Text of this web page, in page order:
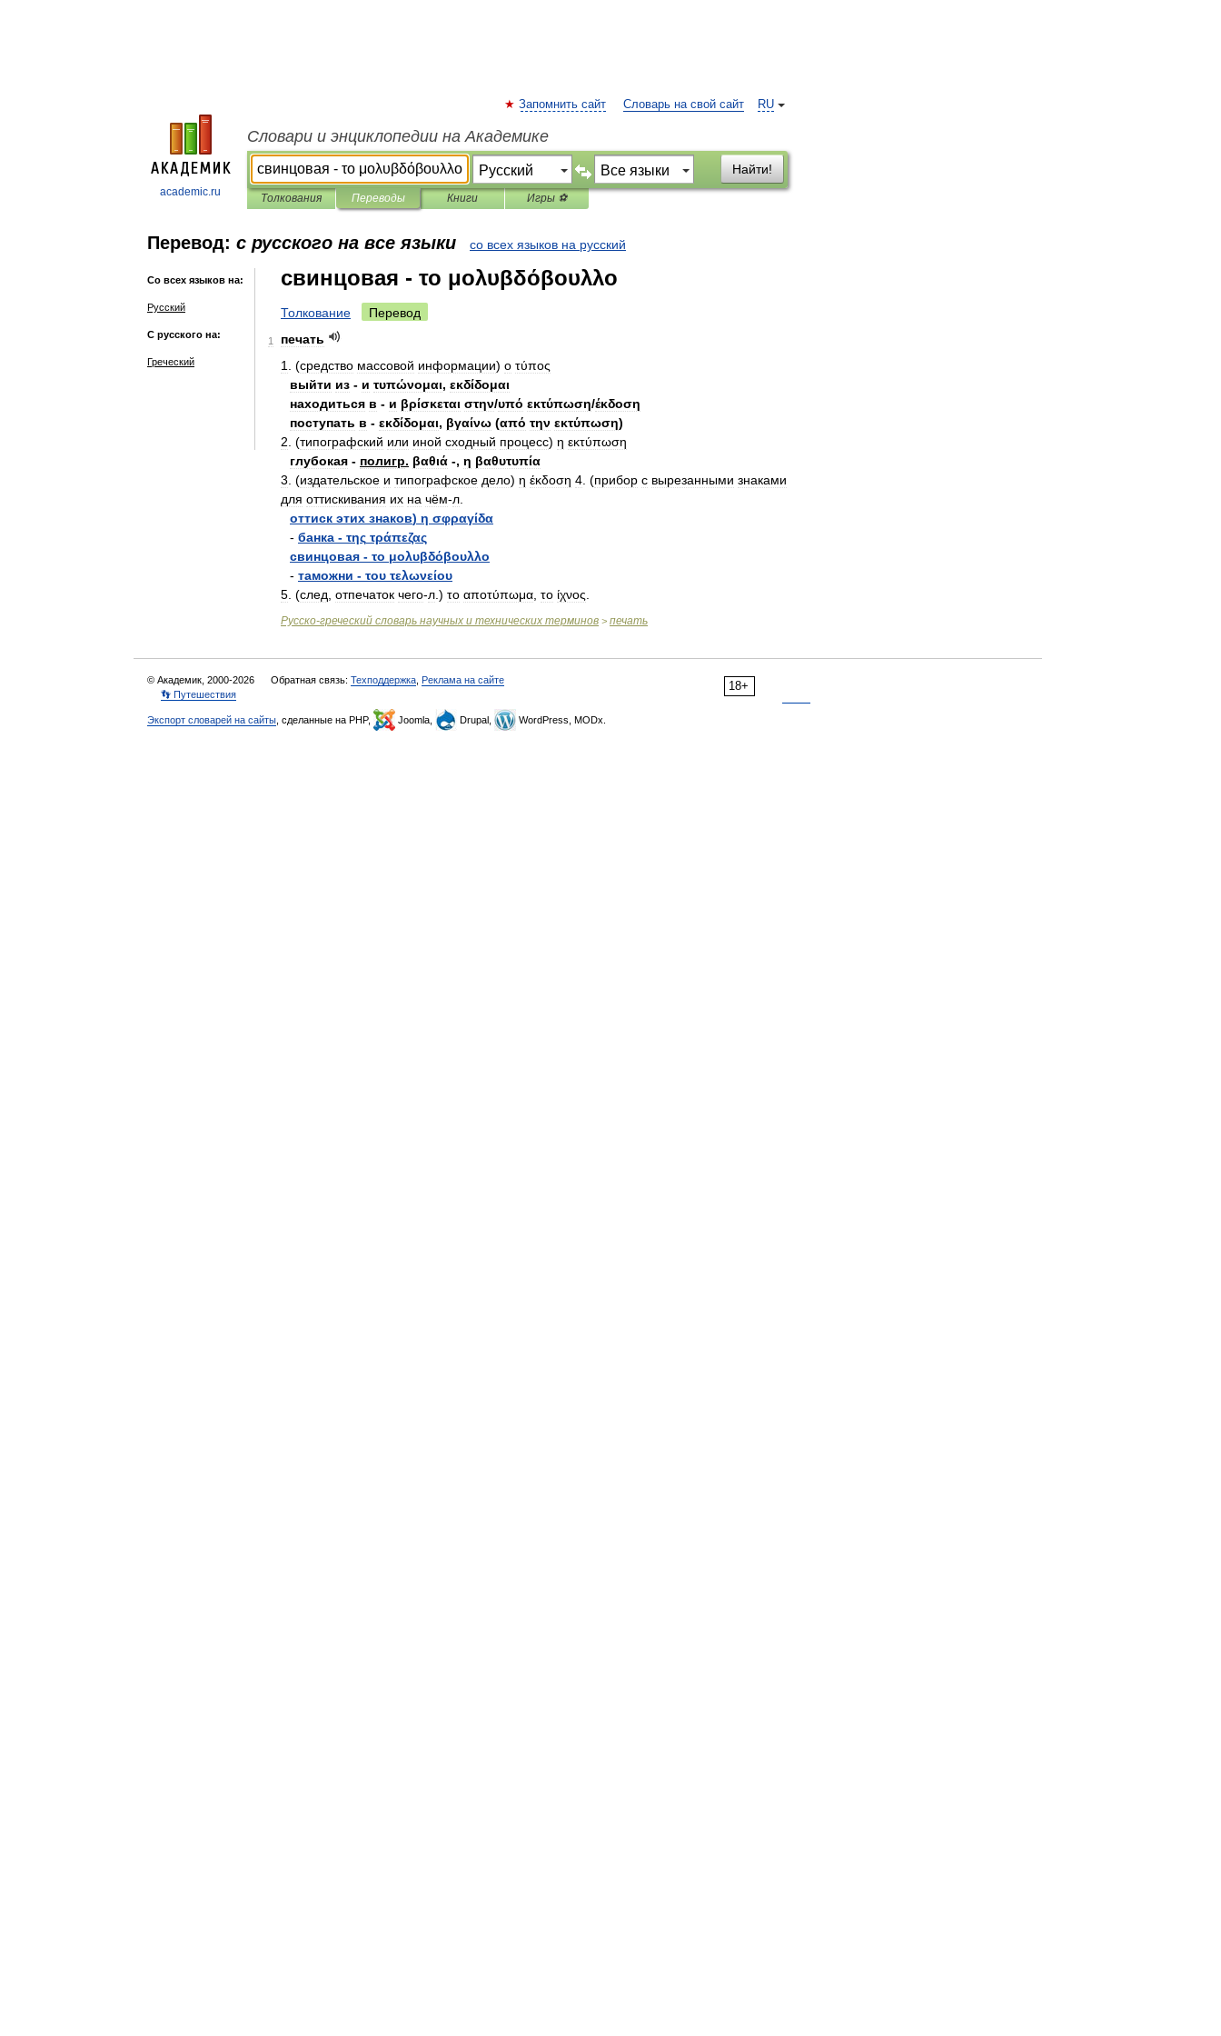
academic.ru
RU
Запомнить сайт Словарь на свой сайт
Словари и энциклопедии на Академике
Найти!
Толкования Переводы Книги Игры ⚽
Перевод: с русского на все языки со всех языков на русский
Со всех языков на:
Русский
С русского на:
Греческий
свинцовая - το μολυβδόβουλλο
Толкование Перевод
1
печать
1
. (средство массовой информации) о τύπος
выйти из - и τυπώνομαι, εκδίδομαι
находиться в - и βρίσκεται στην/υπό εκτύπωση/έκδοση
поступать в - εκδίδομαι, βγαίνω (από την εκτύπωση)
2 . (типографский или иной сходный процесс) η εκτύπωση
глубокая - полигр. βαθιά -, η βαθυτυπία
3 . (издательское и типографское дело) η έκδοση 4 . (прибор с вырезанными знаками
для оттискивания их на чём-л
оттиск этих знаков) η σφραγίδα
- банка - της τράπεζας
свинцовая - το μολυβδόβουλλο
- таможни - του τελωνείου
5 . (след отпечаток чего-л .) το αποτύπωμα το ίχνος
Русско-греческий словарь научных и технических терминов > печать
18+
© Академик, 2000-2026 Обратная связь: Техподдержка Реклама на сайте
👣 Путешествия
Экспорт словарей на сайты , сделанные на PHP, Joomla, Drupal, WordPress, MODx.